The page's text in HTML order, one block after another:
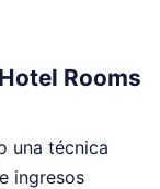
Rooms
una técnica
ingresos